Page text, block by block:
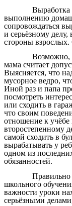
Выработка
выполнению
сопровождаться
и серьёзному
стороны
Возможно,
мама считает
Выясняется, что
мусорное ведро,
Иной раз и папа
посмотреть
или сходить в
что своим
отношение к
второстепенному
самой сходить в
вырабатывать у
одном из
обязанностей.
Правильно
школьного
важности уроки
серьёзными